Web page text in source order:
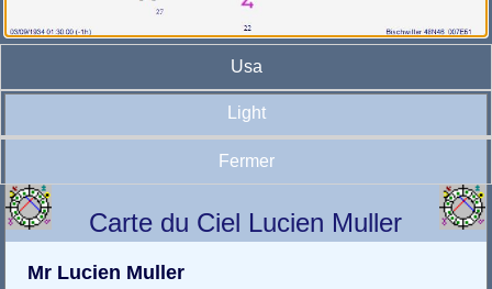
Usa
Light
Fermer
Carte du Ciel Lucien Muller
Mr Lucien Muller